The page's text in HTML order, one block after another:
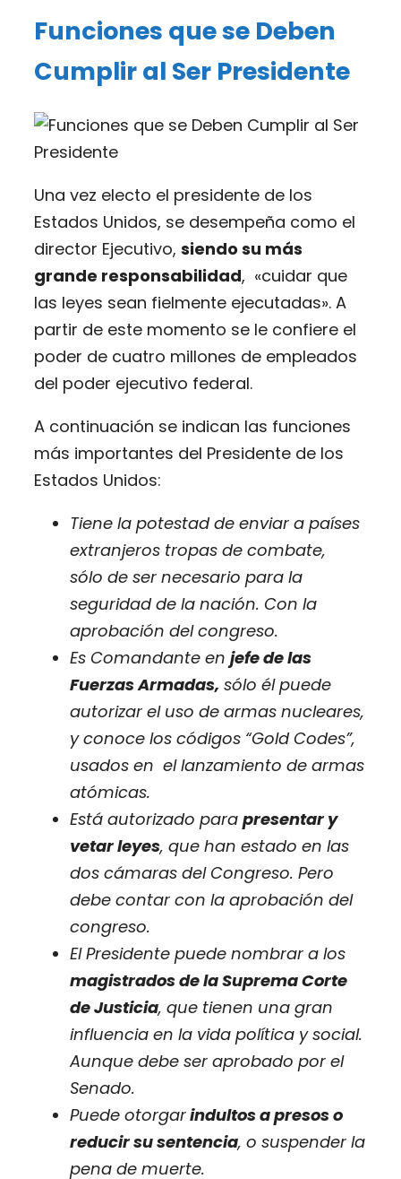
Funciones que se Deben
Cumplir al Ser Presidente
Una vez electo el presidente de los
Estados Unidos, se desempeña como el
director Ejecutivo, siendo su más
grande responsabilidad, «cuidar que
las leyes sean fielmente ejecutadas». A
partir de este momento se le confiere el
poder de cuatro millones de empleados
del poder ejecutivo federal.
A continuación se indican las funciones
más importantes del Presidente de los
Estados Unidos:
Tiene la potestad de enviar a países
extranjeros tropas de combate,
sólo de ser necesario para la
seguridad de la nación. Con la
aprobación del congreso.
Es Comandante en jefe de las
Fuerzas Armadas, sólo él puede
autorizar el uso de armas nucleares,
y conoce los códigos “Gold Codes”,
usados en el lanzamiento de armas
atómicas.
Está autorizado para presentar y
vetar leyes, que han estado en las
dos cámaras del Congreso. Pero
debe contar con la aprobación del
congreso.
El Presidente puede nombrar a los
magistrados de la Suprema Corte
de Justicia, que tienen una gran
influencia en la vida política y social.
Aunque debe ser aprobado por el
Senado.
Puede otorgarindultos a presos o
reducir su sentencia, o suspender la
pena de muerte.